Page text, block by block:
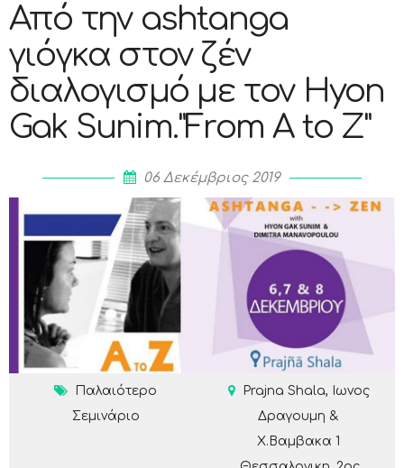
Από την ashtanga
γιόγκα στον ζέν
διαλογισμό με τον Hyon
Gak Sunim."From A to Z"
06 Δεκέμβριος 2019
Παλαιότερο
Σεμινάριο
Prajna Shala, Ιωνος
Δραγουμη &
Χ.Βαμβακα 1